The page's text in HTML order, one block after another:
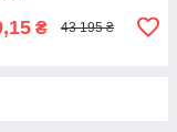
₴ 43 195 ₴